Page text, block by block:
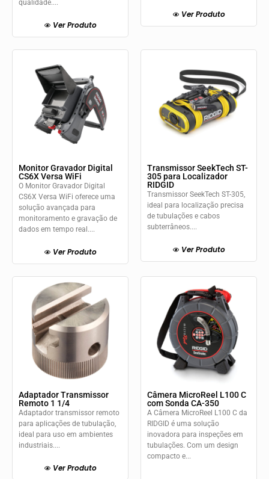
qualidade....
Ver Produto
Ver Produto
Monitor Gravador Digital
CS6X Versa WiFi
O Monitor Gravador Digital
CS6X Versa WiFi oferece uma
solução avançada para
monitoramento e gravação de
dados em tempo real....
Ver Produto
Transmissor SeekTech ST-
305 para Localizador
RIDGID
Transmissor SeekTech ST-305,
ideal para localização precisa
de tubulações e cabos
subterrâneos....
Ver Produto
Adaptador Transmissor
Remoto 1 1/4
Adaptador transmissor remoto
para aplicações de tubulação,
ideal para uso em ambientes
industriais....
Ver Produto
Câmera MicroReel L100 C
com Sonda CA-350
A Câmera MicroReel L100 C da
RIDGID é uma solução
inovadora para inspeções em
tubulações. Com um design
compacto e...